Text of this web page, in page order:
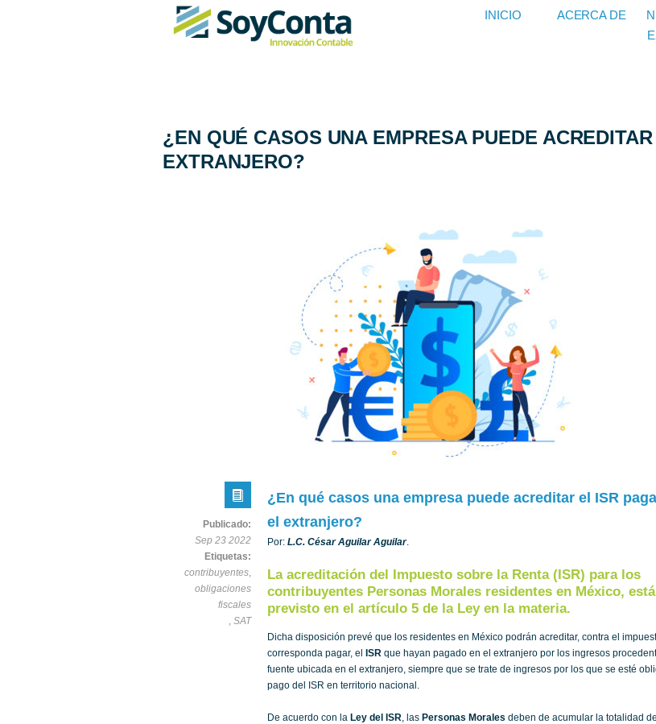
INICIO ACERCA DE
¿EN QUÉ CASOS UNA EMPRESA PUEDE
EXTRANJERO?
¿En qué casos una empresa puede acreditar el ISR
el extranjero?
Por: L.C. César Aguilar Aguilar.
La acreditación del Impuesto sobre la Renta (ISR) para los
contribuyentes Personas Morales residentes en México, está
previsto en el artículo 5 de la Ley en la materia.
Dicha disposición prevé que los residentes en México podrán acreditar, contra el
corresponda pagar, el
ISR que hayan pagado en el extranjero por los ingresos
fuente ubicada en el extranjero, siempre que se trate de ingresos por los que se esté
pago del ISR en territorio nacional.
De acuerdo con la Ley del ISR, las Personas Morales deben de acumular la totalidad
Publicado:
Sep 23 2022
Etiquetas:
contribuyentes,
obligaciones
fiscales
, SAT